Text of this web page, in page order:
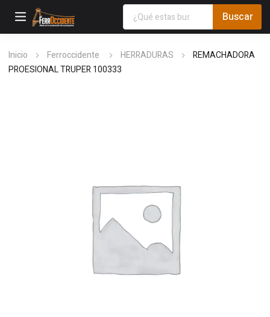
Inicio Ferroccidente HERRADURAS
REMACHADORA
PROESIONAL TRUPER 100333